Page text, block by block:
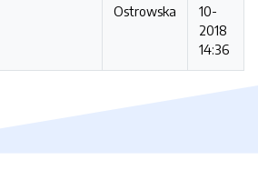
Ostrowska
10-
2018
14:36